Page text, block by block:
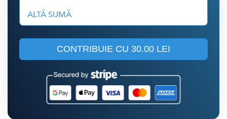
ALTĂ SUMĂ
CONTRIBUIE CU 30.00 LEI